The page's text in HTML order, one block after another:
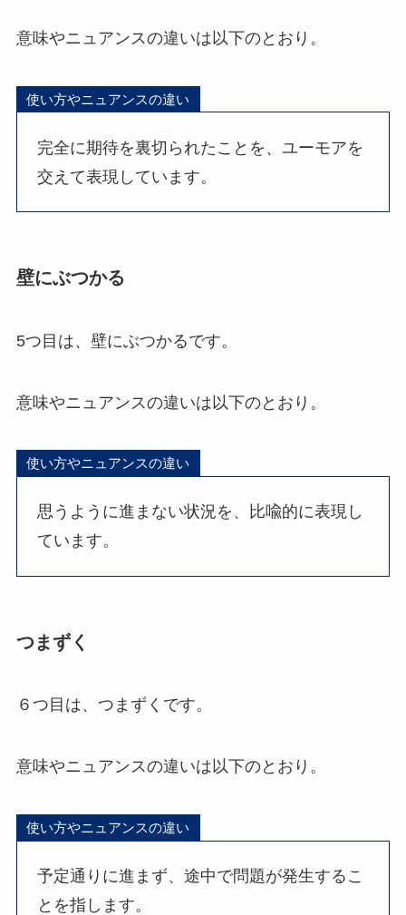
意味やニュアンスの違いは以下のとおり。
使い方やニュアンスの違い
完全に期待を裏切られたことを、ユーモアを
交えて表現しています。
壁にぶつかる
5つ目は、壁にぶつかるです。
意味やニュアンスの違いは以下のとおり。
使い方やニュアンスの違い
思うように進まない状況を、比喩的に表現し
ています。
つまずく
６つ目は、つまずくです。
意味やニュアンスの違いは以下のとおり。
使い方やニュアンスの違い
予定通りに進まず、途中で問題が発生するこ
とを指します。